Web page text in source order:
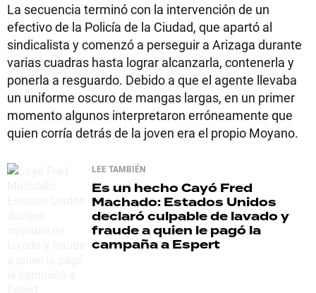
La secuencia terminó con la intervención de un
efectivo de la Policía de la Ciudad, que apartó al
sindicalista y comenzó a perseguir a Arizaga durante
varias cuadras hasta lograr alcanzarla, contenerla y
ponerla a resguardo. Debido a que el agente llevaba
un uniforme oscuro de mangas largas, en un primer
momento algunos interpretaron erróneamente que
quien corría detrás de la joven era el propio Moyano.
LEE TAMBIÉN
Es un hechoCayó Fred
Machado: Estados Unidos
declaró culpable de lavado y
fraude a quien le pagó la
campaña a Espert